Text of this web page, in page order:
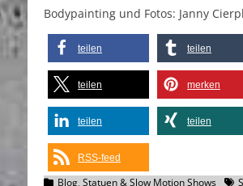
Bodypainting und Fotos: Janny
teilen teilen
teilen merken
teilen teilen
RSS-feed
Kategorien
Blog, Statuen & Slow Motion Shows